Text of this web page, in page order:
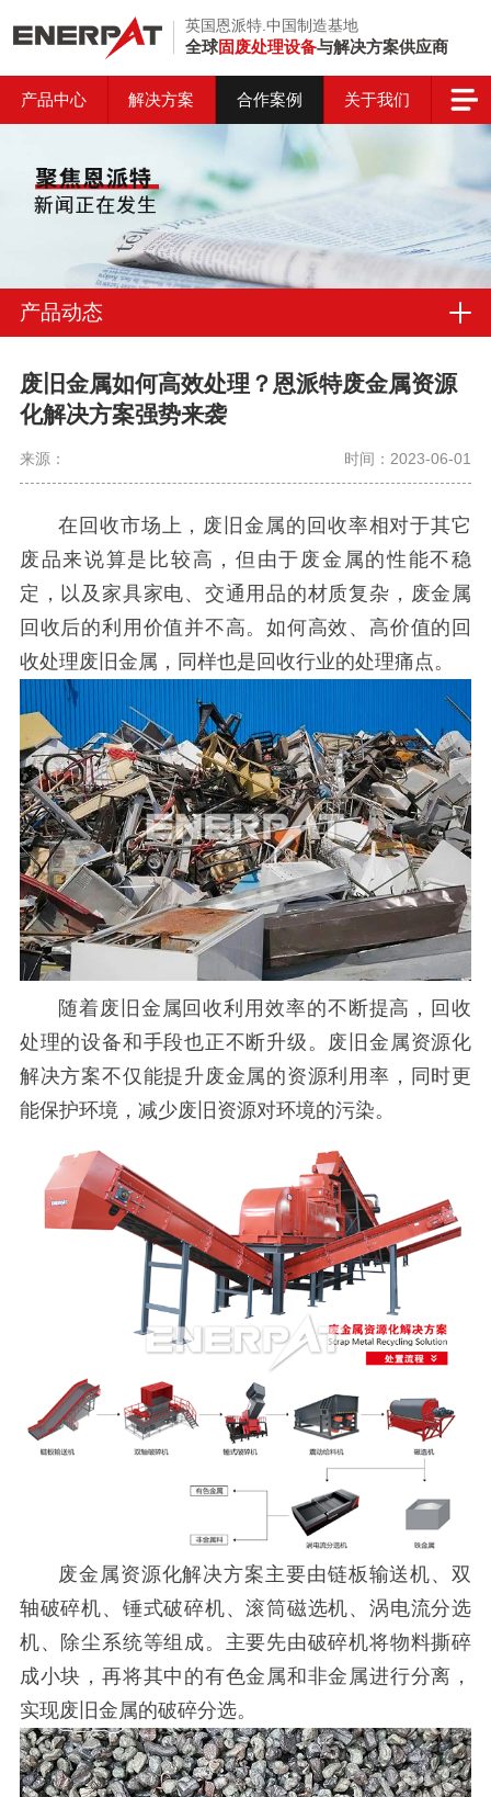
英国恩派特.中国制造基地
全球固废处理设备与解决方案供应商
产品中心 解决方案 合作案例 关于我们
产品动态
废旧金属如何高效处理？恩派特废金属资源
化解决方案强势来袭
来源： 时间：2023-06-01
在回收市场上，废旧金属的回收率相对于其它
废品来说算是比较高，但由于废金属的性能不稳
定，以及家具家电、交通用品的材质复杂，废金属
回收后的利用价值并不高。如何高效、高价值的回
收处理废旧金属，同样也是回收行业的处理痛点。
随着废旧金属回收利用效率的不断提高，回收
处理的设备和手段也正不断升级。废旧金属资源化
解决方案不仅能提升废金属的资源利用率，同时更
能保护环境，减少废旧资源对环境的污染。
废金属资源化解决方案主要由链板输送机、双
轴破碎机、锤式破碎机、滚筒磁选机、涡电流分选
机、除尘系统等组成。主要先由破碎机将物料撕碎
成小块，再将其中的有色金属和非金属进行分离，
实现废旧金属的破碎分选。